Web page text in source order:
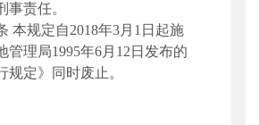
事责任。
本规定自2018年3月1日起施
管理局1995年6月 12 日发布的
规定》同时废止。